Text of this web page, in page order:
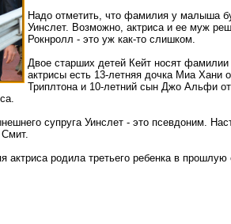
Надо отметить, что фамилия у малыша
Уинслет. Возможно, актриса и ее муж
Рокнролл - это уж как-то слишком.
Двое старших детей Кейт носят фамилии
актрисы есть 13-летняя дочка Миа Хани
Триплтона и 10-летний сын Джо Альфи
супруга Уинслет - это псевдоним.
актриса родила третьего ребенка в прошлую